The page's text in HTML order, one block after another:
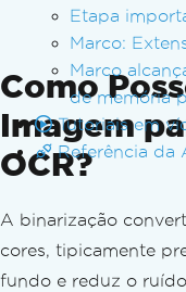
Etapa
Marco:
Marco
de memória
Tutoriais em
Referência da
Como
Imagem
OCR?
A binarização
cores, tipicamente
fundo e reduz o